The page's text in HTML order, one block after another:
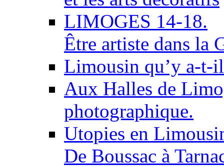
LIMOGES 14-18.
Être artiste dans la
Limousin qu’y a-t-
Aux Halles de
photographique.
Utopies en
De Boussac à